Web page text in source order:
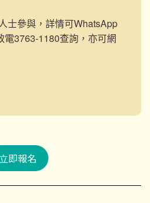
士參與，詳情可WhatsApp
電3763-1180查詢，亦可網
立即報名